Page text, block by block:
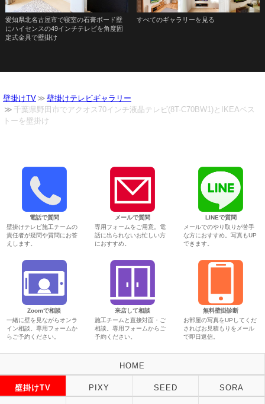
愛知県北名古屋市で寝室の石膏ボード壁
にハイセンスの49インチテレビを角度固
定式金具で壁掛け
すべてのギャラリーを見る
壁掛けTV
壁掛けテレビギャラリー
千葉県野田市でアクオス70インチ液晶テレビ(8T-C70BW1)とIKEAベス
トーを壁掛け
電話で質問
壁掛けテレビ施工チームの
責任者が疑問や質問にお答
えします。
メールで質問
専用フォームをご用意。電
話に出られないお忙しい方
におすすめ。
LINEで質問
メールでのやり取りが苦手
な方におすすめ。写真もUP
できます。
Zoomで相談
一緒に壁を見ながらオンラ
イン相談。専用フォームか
らご予約ください。
来店して相談
施工チームと直接対面・ご
相談。専用フォームからご
予約ください。
無料壁掛診断
お部屋の写真をUPしてくだ
さればお見積もりをメール
で即日返信。
HOME
壁掛けTV PIXY SEED SORA